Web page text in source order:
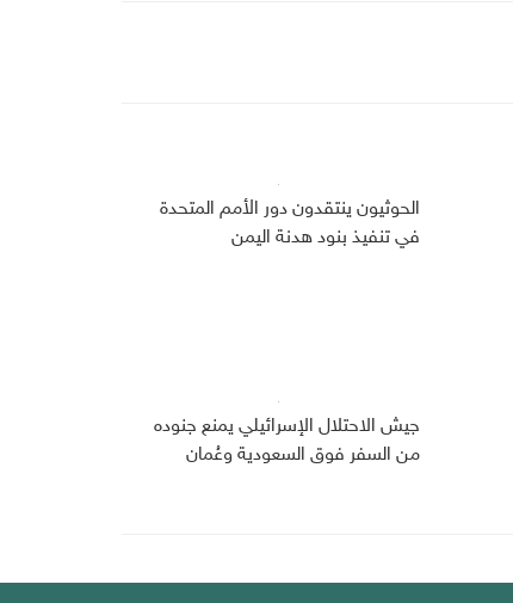
الحوثيون ينتقدون دور الأمم المتحدة
في تنفيذ بنود هدنة اليمن
جيش الاحتلال الإسرائيلي يمنع جنوده
من السفر فوق السعودية وعُمان